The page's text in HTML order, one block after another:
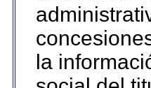
la